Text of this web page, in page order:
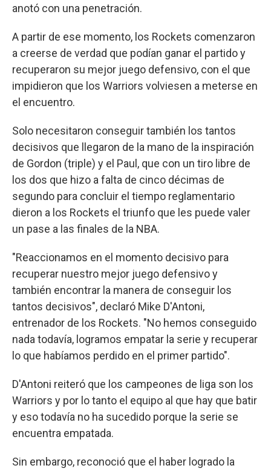
anotó con una penetración.
A partir de ese momento, los Rockets comenzaron
a creerse de verdad que podían ganar el partido y
recuperaron su mejor juego defensivo, con el que
impidieron que los Warriors volviesen a meterse en
el encuentro.
Solo necesitaron conseguir también los tantos
decisivos que llegaron de la mano de la inspiración
de Gordon (triple) y el Paul, que con un tiro libre de
los dos que hizo a falta de cinco décimas de
segundo para concluir el tiempo reglamentario
dieron a los Rockets el triunfo que les puede valer
un pase a las finales de la NBA.
"Reaccionamos en el momento decisivo para
recuperar nuestro mejor juego defensivo y
también encontrar la manera de conseguir los
tantos decisivos", declaró Mike D'Antoni,
entrenador de los Rockets. "No hemos conseguido
nada todavía, logramos empatar la serie y recuperar
lo que habíamos perdido en el primer partido".
D'Antoni reiteró que los campeones de liga son los
Warriors y por lo tanto el equipo al que hay que batir
y eso todavía no ha sucedido porque la serie se
encuentra empatada.
Sin embargo, reconoció que el haber logrado la